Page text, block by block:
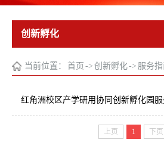
创新孵化
当前位置： 首页 -> 创新孵化-> 服务指
红角洲校区产学研用协同创新孵化园
上页 1 下页